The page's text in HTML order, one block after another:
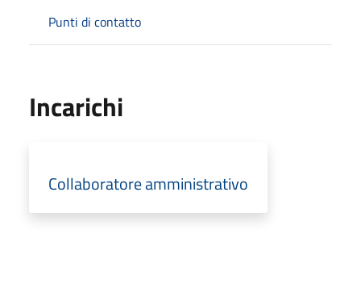
Punti di contatto
Incarichi
Collaboratore amministrativo